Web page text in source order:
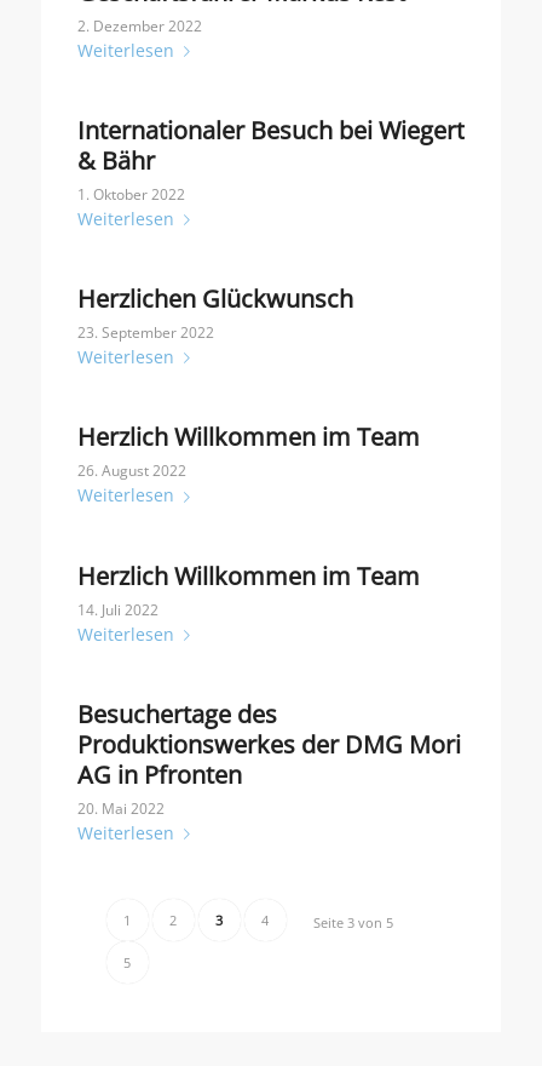
2. Dezember 2022
Weiterlesen
Internationaler Besuch bei Wiegert
& Bähr
1. Oktober 2022
Weiterlesen
Herzlichen Glückwunsch
23. September 2022
Weiterlesen
Herzlich Willkommen im Team
26. August 2022
Weiterlesen
Herzlich Willkommen im Team
14. Juli 2022
Weiterlesen
Besuchertage des
Produktionswerkes der DMG Mori
AG in Pfronten
20. Mai 2022
Weiterlesen
Seite 3 von 5
1 2 3 4
5